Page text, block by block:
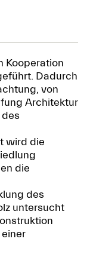
Kooperation
Dadurch
von
Architektur
wird die
die
des
untersucht